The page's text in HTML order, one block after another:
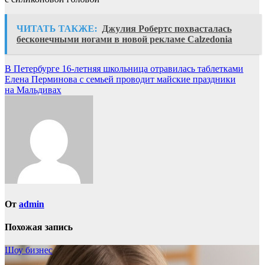
ЧИТАТЬ ТАКЖЕ: Джулия Робертс похвасталась
бесконечными ногами в новой рекламе Calzedonia
Навигация
по
В Петербурге 16-летняя школьница отравилась таблетками
Елена Перминова с семьей проводит майские праздники
на Мальдивах
От admin
Похожая запись
Шоу бизнес